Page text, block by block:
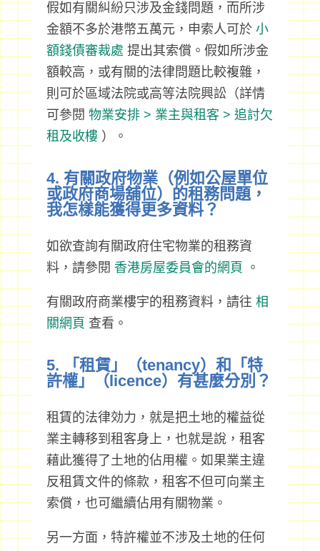
假如有關糾紛只涉及金錢問題，而所涉
金額不多於港幣五萬元，申索人可於 小
額錢債審裁處 提出其索償。假如所涉金
額較高，或有關的法律問題比較複雜，
則可於區域法院或高等法院興訟（詳情
可參閱 物業安排 > 業主與租客 > 追討欠
租及收樓）。
4. 有關政府物業（例如公屋單位
或政府商場舖位）的租務問題，
我怎樣能獲得更多資料？
如欲查詢有關政府住宅物業的租務資
料，請參閱 香港房屋委員會的網頁 。
有關政府商業樓宇的租務資料，請往 相
關網頁 查看。
5. 「租賃」（tenancy）和「特
許權」（licence）有甚麼分別？
租賃的法律効力，就是把土地的權益從
業主轉移到租客身上，也就是說，租客
藉此獲得了土地的佔用權。如果業主違
反租賃文件的條款，租客不但可向業主
索償，也可繼續佔用有關物業。
另一方面，特許權並不涉及土地的任何